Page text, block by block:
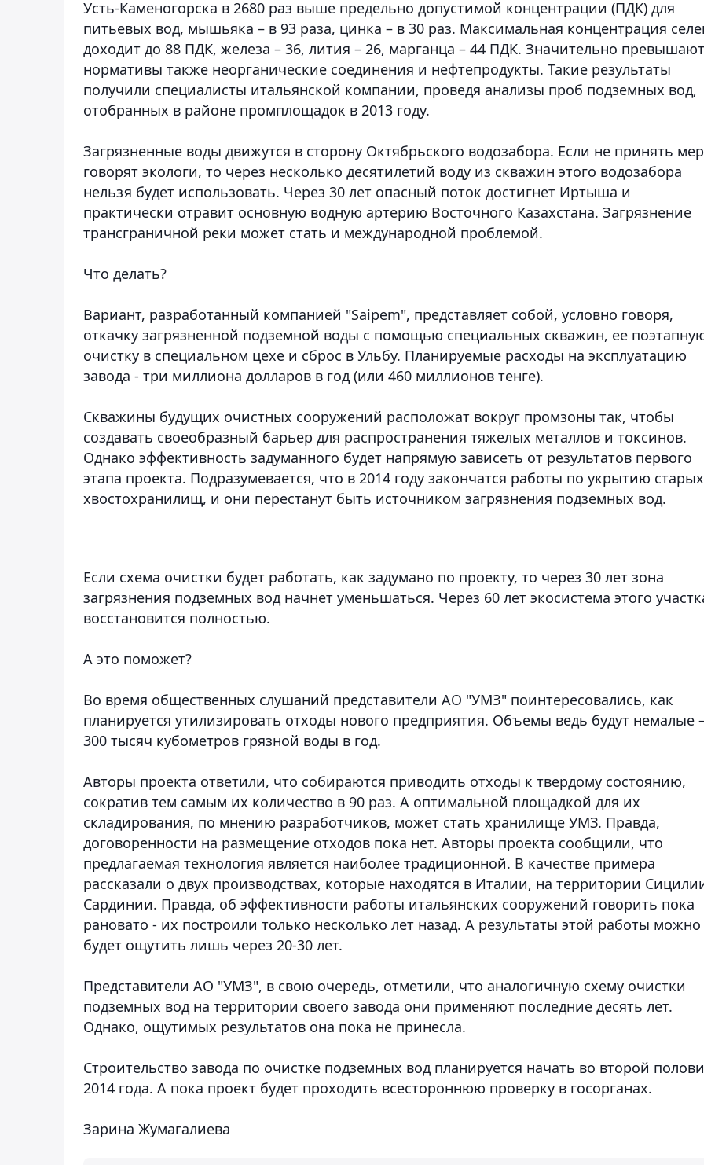
Усть-Каменогорска в 2680 раз выше предельно допустимой концентрации (ПДК) для
питьевых вод, мышьяка – в 93 раза, цинка – в 30 раз. Максимальная концентрация
доходит до 88 ПДК, железа – 36, лития – 26, марганца – 44 ПДК. Значительно превышают
нормативы также неорганические соединения и нефтепродукты. Такие результаты
получили специалисты итальянской компании, проведя анализы проб подземных вод,
отобранных в районе промплощадок в 2013 году.
Загрязненные воды движутся в сторону Октябрьского водозабора. Если не принять
говорят экологи, то через несколько десятилетий воду из скважин этого водозабора
нельзя будет использовать. Через 30 лет опасный поток достигнет Иртыша и
практически отравит основную водную артерию Восточного Казахстана. Загрязнение
трансграничной реки может стать и международной проблемой.
Что делать?
Вариант, разработанный компанией "Saipem", представляет собой, условно говоря,
откачку загрязненной подземной воды с помощью специальных скважин, ее
очистку в специальном цехе и сброс в Ульбу. Планируемые расходы на эксплуатацию
завода - три миллиона долларов в год (или 460 миллионов тенге).
Скважины будущих очистных сооружений расположат вокруг промзоны так, чтобы
создавать своеобразный барьер для распространения тяжелых металлов и токсинов.
Однако эффективность задуманного будет напрямую зависеть от результатов первого
этапа проекта. Подразумевается, что в 2014 году закончатся работы по укрытию старых
хвостохранилищ, и они перестанут быть источником загрязнения подземных вод.
Если схема очистки будет работать, как задумано по проекту, то через 30 лет зона
загрязнения подземных вод начнет уменьшаться. Через 60 лет экосистема этого
восстановится полностью.
А это поможет?
Во время общественных слушаний представители АО "УМЗ" поинтересовались, как
планируется утилизировать отходы нового предприятия. Объемы ведь будут немалые
300 тысяч кубометров грязной воды в год.
Авторы проекта ответили, что собираются приводить отходы к твердому состоянию,
сократив тем самым их количество в 90 раз. А оптимальной площадкой для их
складирования, по мнению разработчиков, может стать хранилище УМЗ. Правда,
договоренности на размещение отходов пока нет. Авторы проекта сообщили, что
предлагаемая технология является наиболее традиционной. В качестве примера
рассказали о двух производствах, которые находятся в Италии, на территории
Сардинии. Правда, об эффективности работы итальянских сооружений говорить пока
рановато - их построили только несколько лет назад. А результаты этой работы можно
будет ощутить лишь через 20-30 лет.
Представители АО "УМЗ", в свою очередь, отметили, что аналогичную схему очистки
подземных вод на территории своего завода они применяют последние десять лет.
Однако, ощутимых результатов она пока не принесла.
Строительство завода по очистке подземных вод планируется начать во второй
2014 года. А пока проект будет проходить всестороннюю проверку в госорганах.
Зарина Жумагалиева